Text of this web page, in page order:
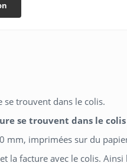
se trouvent dans le colis.
se trouvent dans le colis
mm, imprimées sur du
la facture avec le colis.